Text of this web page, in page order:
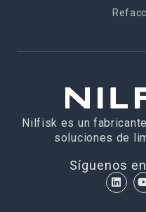
Nilfisk es un
soluciones de
Síguenos